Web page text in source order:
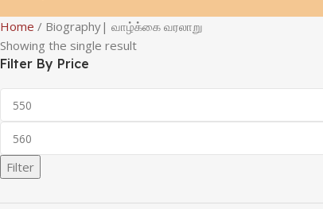
Home
Biography| வாழ்க்கை வரலாறு
Showing the single result
Filter By Price
Filter